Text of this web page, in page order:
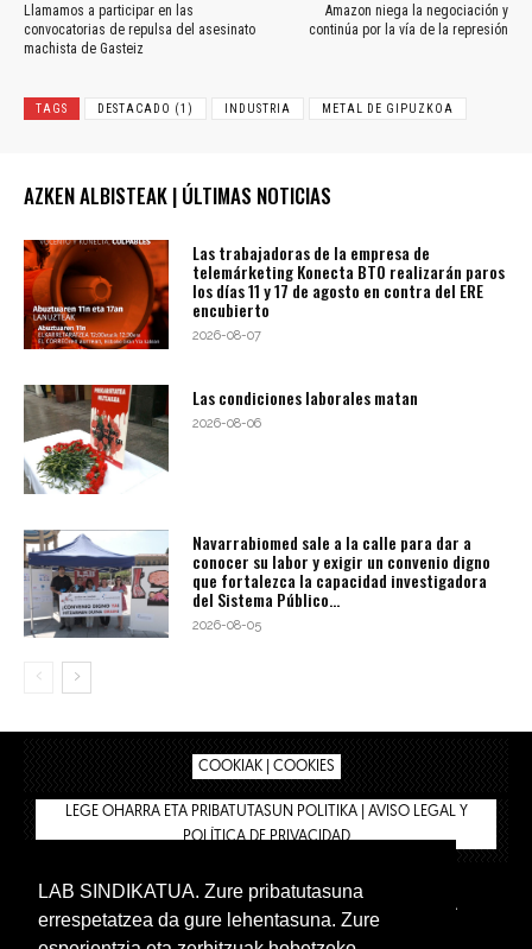
Llamamos a participar en las
convocatorias de repulsa del asesinato
machista de Gasteiz
Amazon niega la negociación y
continúa por la vía de la represión
TAGS DESTACADO (1) INDUSTRIA METAL DE GIPUZKOA
AZKEN ALBISTEAK | ÚLTIMAS NOTICIAS
Las trabajadoras de la empresa de
telemárketing Konecta BTO realizarán paros
los días 11 y 17 de agosto en contra del ERE
encubierto
2026-08-07
Las condiciones laborales matan
2026-08-06
Navarrabiomed sale a la calle para dar a
conocer su labor y exigir un convenio digno
que fortalezca la capacidad investigadora
del Sistema Público...
2026-08-05
COOKIAK | COOKIES
LEGE OHARRA ETA PRIBATUTASUN POLITIKA | AVISO LEGAL Y
POLÍTICA DE PRIVACIDAD
BIZILAN.EUS
TIENDA
INTRANET 🔑
Euskera Castellano
LAB SINDIKATUA. Zure pribatutasuna
errespetatzea da gure lehentasuna. Zure